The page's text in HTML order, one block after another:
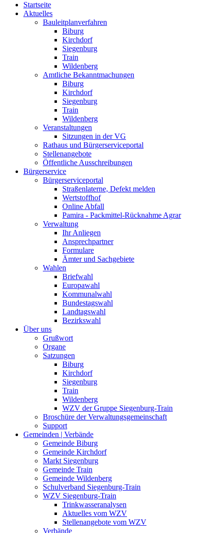
Startseite
Aktuelles
Bauleitplanverfahren
Biburg
Kirchdorf
Siegenburg
Train
Wildenberg
Amtliche Bekanntmachungen
Biburg
Kirchdorf
Siegenburg
Train
Wildenberg
Veranstaltungen
Sitzungen in der VG
Rathaus und Bürgerserviceportal
Stellenangebote
Öffentliche Ausschreibungen
Bürgerservice
Bürgerserviceportal
Straßenlaterne, Defekt melden
Wertstoffhof
Online Abfall
Pamira - Packmittel-Rücknahme Agrar
Verwaltung
Ihr Anliegen
Ansprechpartner
Formulare
Ämter und Sachgebiete
Wahlen
Briefwahl
Europawahl
Kommunalwahl
Bundestagswahl
Landtagswahl
Bezirkswahl
Über uns
Grußwort
Organe
Satzungen
Biburg
Kirchdorf
Siegenburg
Train
Wildenberg
WZV der Gruppe Siegenburg-Train
Broschüre der Verwaltungsgemeinschaft
Support
Gemeinden | Verbände
Gemeinde Biburg
Gemeinde Kirchdorf
Markt Siegenburg
Gemeinde Train
Gemeinde Wildenberg
Schulverband Siegenburg-Train
WZV Siegenburg-Train
Trinkwasseranalysen
Aktuelles vom WZV
Stellenangebote vom WZV
Verbände